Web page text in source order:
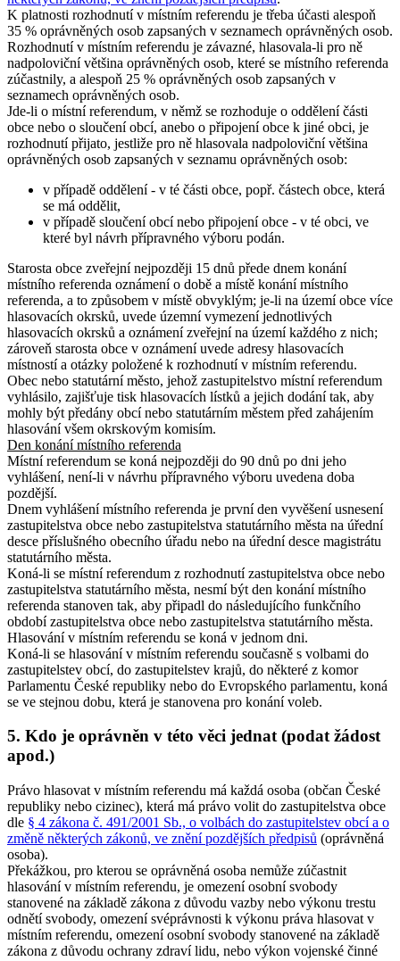
K platnosti rozhodnutí v místním referendu je třeba účasti alespoň
35 % oprávněných osob zapsaných v seznamech oprávněných osob.
Rozhodnutí v místním referendu je závazné, hlasovala-li pro ně
nadpoloviční většina oprávněných osob, které se místního referenda
zúčastnily, a alespoň 25 % oprávněných osob zapsaných v
seznamech oprávněných osob.
Jde-li o místní referendum, v němž se rozhoduje o oddělení části
obce nebo o sloučení obcí, anebo o připojení obce k jiné obci, je
rozhodnutí přijato, jestliže pro ně hlasovala nadpoloviční většina
oprávněných osob zapsaných v seznamu oprávněných osob:
v případě oddělení - v té části obce, popř. částech obce, která
se má oddělit,
v případě sloučení obcí nebo připojení obce - v té obci, ve
které byl návrh přípravného výboru podán.
Starosta obce zveřejní nejpozději 15 dnů přede dnem konání
místního referenda oznámení o době a místě konání místního
referenda, a to způsobem v místě obvyklým; je-li na území obce více
hlasovacích okrsků, uvede územní vymezení jednotlivých
hlasovacích okrsků a oznámení zveřejní na území každého z nich;
zároveň starosta obce v oznámení uvede adresy hlasovacích
místností a otázky položené k rozhodnutí v místním referendu.
Obec nebo statutární město, jehož zastupitelstvo místní referendum
vyhlásilo, zajišťuje tisk hlasovacích lístků a jejich dodání tak, aby
mohly být předány obcí nebo statutárním městem před zahájením
hlasování všem okrskovým komisím.
Den konání místního referenda
Místní referendum se koná nejpozději do 90 dnů po dni jeho
vyhlášení, není-li v návrhu přípravného výboru uvedena doba
pozdější.
Dnem vyhlášení místního referenda je první den vyvěšení usnesení
zastupitelstva obce nebo zastupitelstva statutárního města na úřední
desce příslušného obecního úřadu nebo na úřední desce magistrátu
statutárního města.
Koná-li se místní referendum z rozhodnutí zastupitelstva obce nebo
zastupitelstva statutárního města, nesmí být den konání místního
referenda stanoven tak, aby připadl do následujícího funkčního
období zastupitelstva obce nebo zastupitelstva statutárního města.
Hlasování v místním referendu se koná v jednom dni.
Koná-li se hlasování v místním referendu současně s volbami do
zastupitelstev obcí, do zastupitelstev krajů, do některé z komor
Parlamentu České republiky nebo do Evropského parlamentu, koná
se ve stejnou dobu, která je stanovena pro konání voleb.
5. Kdo je oprávněn v této věci jednat (podat žádost
apod.)
Právo hlasovat v místním referendu má každá osoba (občan České
republiky nebo cizinec), která má právo volit do zastupitelstva obce
dle § 4 zákona č. 491/2001 Sb., o volbách do zastupitelstev obcí a o
změně některých zákonů, ve znění pozdějších předpisů (oprávněná
osoba).
Překážkou, pro kterou se oprávněná osoba nemůže zúčastnit
hlasování v místním referendu, je omezení osobní svobody
stanovené na základě zákona z důvodu vazby nebo výkonu trestu
odnětí svobody, omezení svéprávnosti k výkonu práva hlasovat v
místním referendu, omezení osobní svobody stanovené na základě
zákona z důvodu ochrany zdraví lidu, nebo výkon vojenské činné